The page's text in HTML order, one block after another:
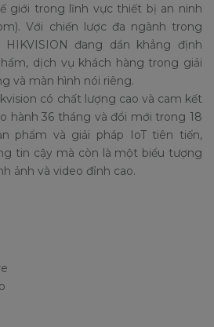
giới trong lĩnh vực thiết bị an ninh
Với chiến lược đa ngành trong
đang dần khẳng định
dịch vụ khách hàng trong giải
và màn hình nói riêng.
có chất lượng cao và cam kết
hành 36 tháng và đổi mới trong 18
phẩm và giải pháp IoT tiên tiến,
tin cậy mà còn là một biểu tượng
ảnh và video đỉnh cao.